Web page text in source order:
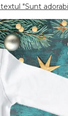
"Sunt